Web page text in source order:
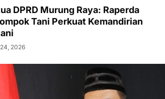
DPRD Murung Raya: Raperda
Tani Perkuat Kemandirian
2026